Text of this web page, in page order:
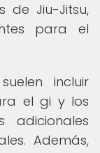
de Jiu-Jitsu,
para el
incluir
el gi y los
adicionales
Además,